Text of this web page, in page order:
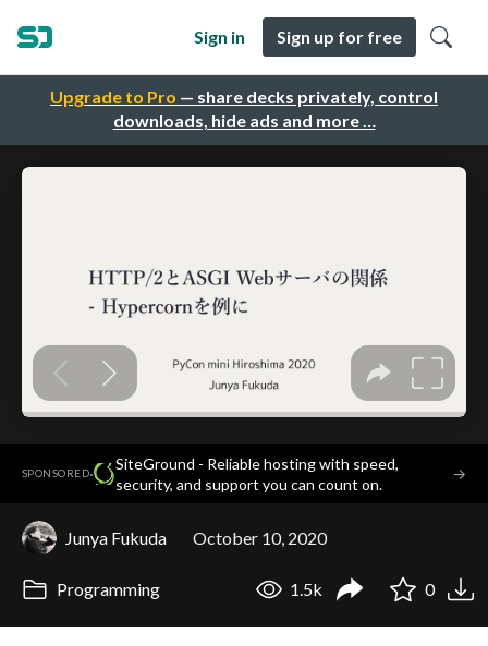
Upgrade to Pro — share decks privately, control
downloads, hide ads and more …
Sign in Sign up for free
SPONSORED·
SiteGround - Reliable hosting with speed,
security, and support you can count on.
→
Junya Fukuda October 10, 2020
Programming 1.5k 0